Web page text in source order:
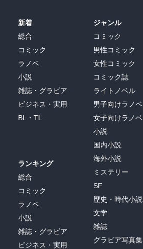
新着
総合
コミック
ラノベ
小説
雑誌・グラビア
ビジネス・実用
BL・TL
ランキング
総合
コミック
ラノベ
小説
雑誌・グラビア
ビジネス・実用
ジャンル
コミック
男性コミック
女性コミック
コミック誌
ライトノベル
男子向けラノベ
女子向けラノベ
小説
国内小説
海外小説
ミステリー
SF
歴史・時代小説
文学
雑誌
グラビア写真集